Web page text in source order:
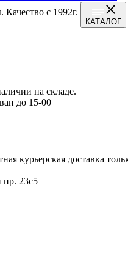
КАТАЛОГ
на складе.
до 15-00
курьерская доставка
23с5